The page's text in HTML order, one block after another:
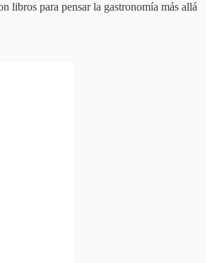
libros para pensar la gastronomía más allá